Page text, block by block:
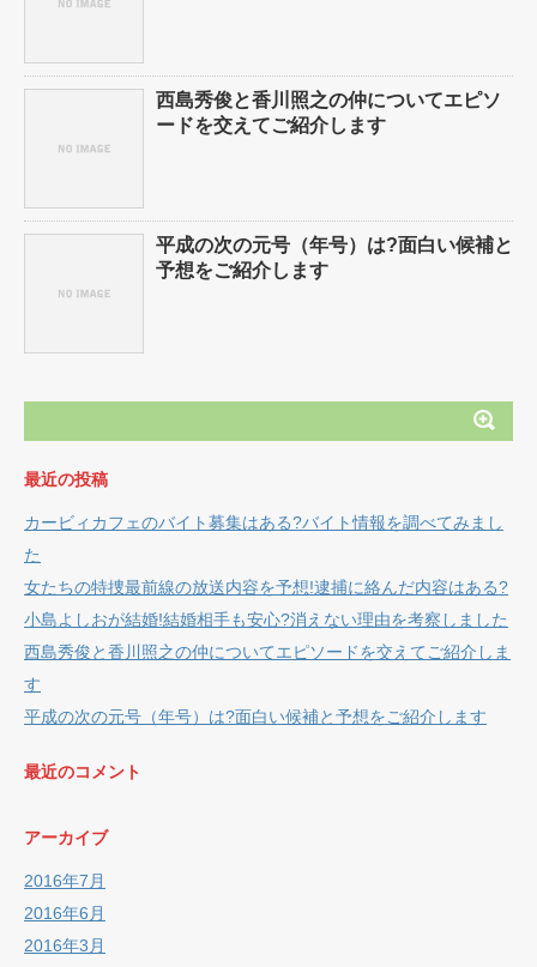
西島秀俊と香川照之の仲についてエピソ
ードを交えてご紹介します
平成の次の元号（年号）は?面白い候補と
予想をご紹介します
最近の投稿
カービィカフェのバイト募集はある?バイト情報を調べてみまし
た
女たちの特捜最前線の放送内容を予想!逮捕に絡んだ内容はある?
小島よしおが結婚!結婚相手も安心?消えない理由を考察しました
西島秀俊と香川照之の仲についてエピソードを交えてご紹介しま
す
平成の次の元号（年号）は?面白い候補と予想をご紹介します
最近のコメント
アーカイブ
2016年7月
2016年6月
2016年3月